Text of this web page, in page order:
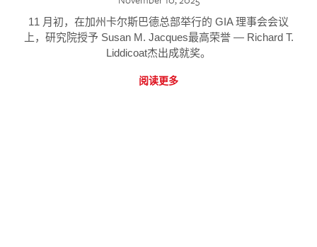
11 月初，在加州卡尔斯巴德总部举行的 GIA 理事会会议
上，研究院授予 Susan M. Jacques最高荣誉 — Richard T.
Liddicoat杰出成就奖。
阅读更多